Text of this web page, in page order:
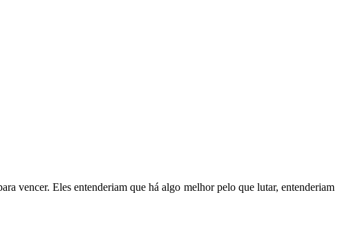
vencer. Eles entenderiam que há algo melhor pelo que lutar, entenderiam